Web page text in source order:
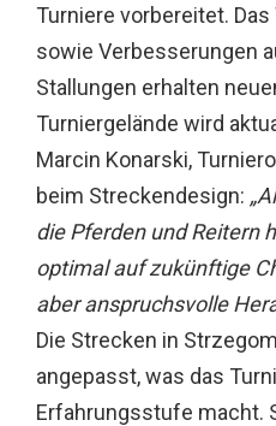
Turniere vorbereitet.
sowie Verbesserungen
Stallungen erhalten
Turniergelände wird
Marcin Konarski,
beim Streckendesign:
die Pferden und Reitern
optimal auf zukünftige
aber anspruchsvolle
Die Strecken in
angepasst, was das
Erfahrungsstufe macht.